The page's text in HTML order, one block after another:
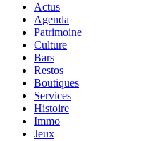
Actus
Agenda
Patrimoine
Culture
Bars
Restos
Boutiques
Services
Histoire
Immo
Jeux